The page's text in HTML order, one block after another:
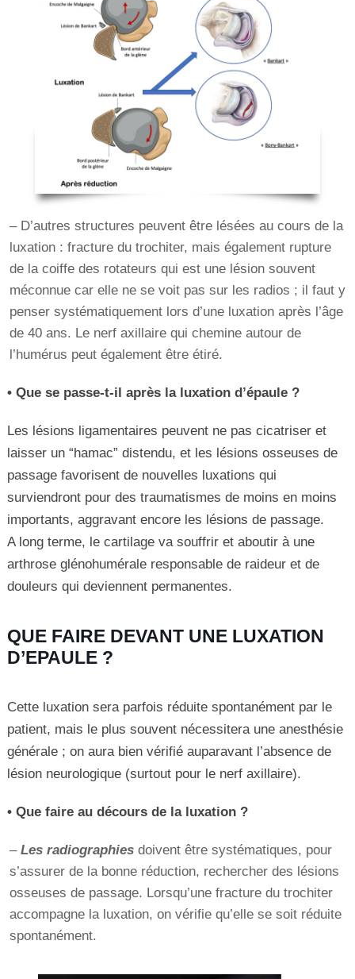
– D’autres structures peuvent être lésées au cours de la
luxation : fracture du trochiter, mais également rupture
de la coiffe des rotateurs qui est une lésion souvent
méconnue car elle ne se voit pas sur les radios ; il faut y
penser systématiquement lors d’une luxation après l’âge
de 40 ans. Le nerf axillaire qui chemine autour de
l’humérus peut également être étiré.
• Que se passe-t-il après la luxation d’épaule ?
Les lésions ligamentaires peuvent ne pas cicatriser et
laisser un “hamac” distendu, et les lésions osseuses de
passage favorisent de nouvelles luxations qui
surviendront pour des traumatismes de moins en moins
importants, aggravant encore les lésions de passage.
A long terme, le cartilage va souffrir et aboutir à une
arthrose glénohumérale responsable de raideur et de
douleurs qui deviennent permanentes.
QUE FAIRE DEVANT UNE LUXATION
D’EPAULE ?
Cette luxation sera parfois réduite spontanément par le
patient, mais le plus souvent nécessitera une anesthésie
générale ; on aura bien vérifié auparavant l’absence de
lésion neurologique (surtout pour le nerf axillaire).
• Que faire au décours de la luxation ?
–Les radiographies doivent être systématiques, pour
s’assurer de la bonne réduction, rechercher des lésions
osseuses de passage. Lorsqu’une fracture du trochiter
accompagne la luxation, on vérifie qu’elle se soit réduite
spontanément.